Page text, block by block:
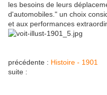
les besoins de leurs
d'automobiles." un choix
et aux performances
précédente : Histoire - 1901
suite :